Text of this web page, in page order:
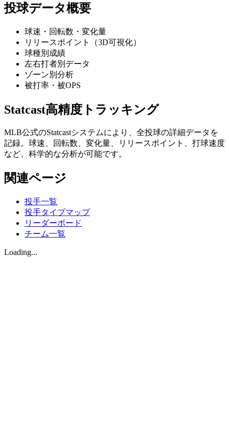
投球データ概要
球速・回転数・変化量
リリースポイント（3D可視化）
球種別成績
左右打者別データ
ゾーン別分析
被打率・被OPS
Statcast高精度トラッキング
MLB公式のStatcastシステムにより、全投球の詳細データを
記録。球速、回転数、変化量、リリースポイント、打球速度
など、科学的な分析が可能です。
関連ページ
投手一覧
投手タイプマップ
リーダーボード
チーム一覧
Loading...